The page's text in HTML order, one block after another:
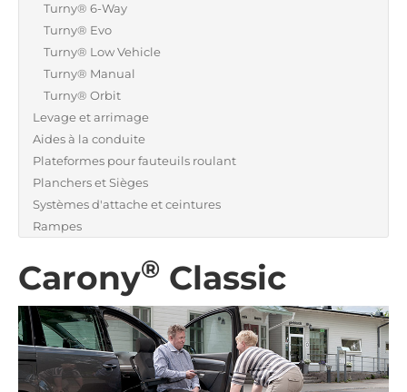
Turny® 6-Way
Turny® Evo
Turny® Low Vehicle
Turny® Manual
Turny® Orbit
Levage et arrimage
Aides à la conduite
Plateformes pour fauteuils roulant
Planchers et Sièges
Systèmes d'attache et ceintures
Rampes
Carony® Classic